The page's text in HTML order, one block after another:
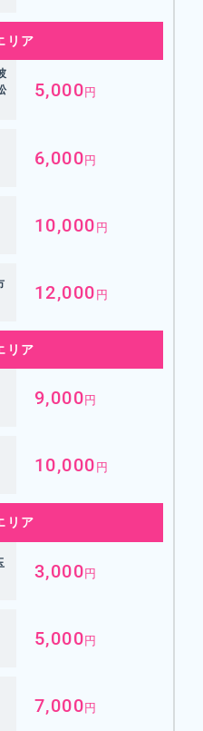
リア
5,000 円
6,000 円
10,000 円
12,000 円
リア
9,000 円
10,000 円
リア
3,000円
5,000円
7,000円